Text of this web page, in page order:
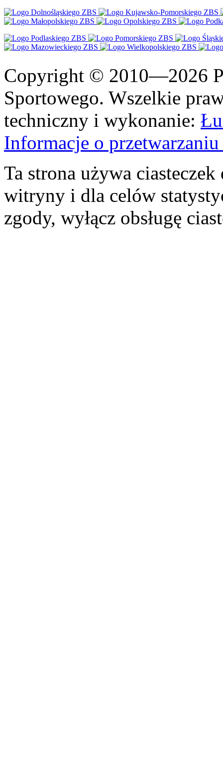
Copyright © 2010—2026
Sportowego. Wszelkie
techniczny i wykonanie:
Informacje o
Ta strona używa
witryny i dla celów
zgody, wyłącz obsługę